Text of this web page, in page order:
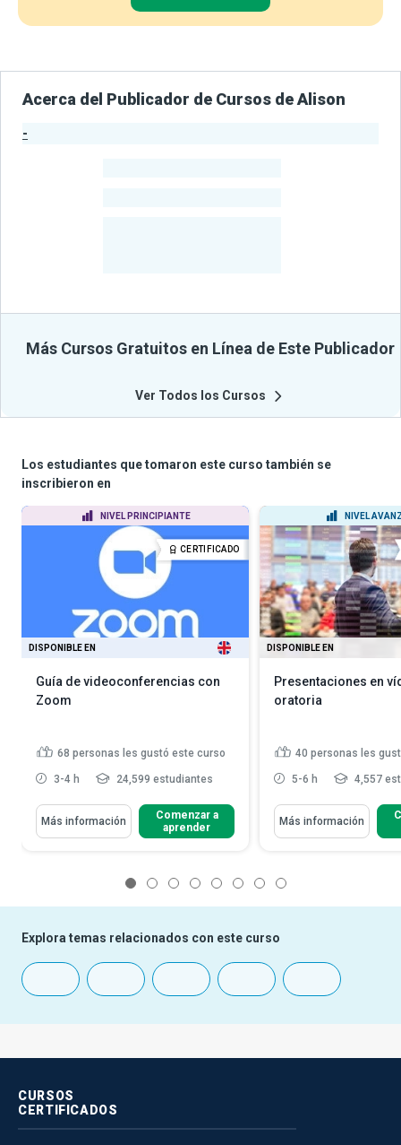
Acerca del Publicador de Cursos de Alison
-
Más Cursos Gratuitos en Línea de Este Publicador
Ver Todos los Cursos
Los estudiantes que tomaron este curso también se
inscribieron en
NIVEL PRINCIPIANTE
CERTIFICADO
DISPONIBLE EN
Guía de videoconferencias con
Zoom
68 personas les gustó este curso
3-4 h 24,599 estudiantes
Más información
Comenzar a
aprender
NIVEL
DISPONIBLE EN
Presentaciones en
oratoria
40 personas les
5-6 h 4,557
Más información
Explora temas relacionados con este curso
CURSOS
CERTIFICADOS